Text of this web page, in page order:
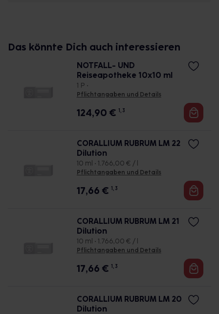
Das könnte Dich auch interessieren
NOTFALL- UND
Reiseapotheke 10x10 ml
1 P •
Pflichtangaben und Details
124,90 € 1, 3
CORALLIUM RUBRUM LM 22
Dilution
10 ml • 1.766,00 € / l
Pflichtangaben und Details
17,66 € 1, 3
CORALLIUM RUBRUM LM 21
Dilution
10 ml • 1.766,00 € / l
Pflichtangaben und Details
17,66 € 1, 3
CORALLIUM RUBRUM LM 20
Dilution